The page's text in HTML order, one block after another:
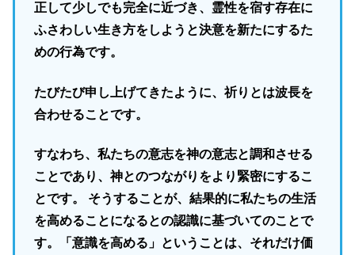
正して少しでも完全に近づき、霊性を宿す存在に
ふさわしい生き方をしようと決意を新たにするた
めの行為です。
たびたび申し上げてきたように、祈りとは波長を
合わせることです。
すなわち、私たちの意志を神の意志と調和させる
ことであり、神とのつながりをより緊密にするこ
とです。 そうすることが、結果的に私たちの生活
を高めることになるとの認識に基づいてのことで
す。「意識を高める」ということは、それだけ価